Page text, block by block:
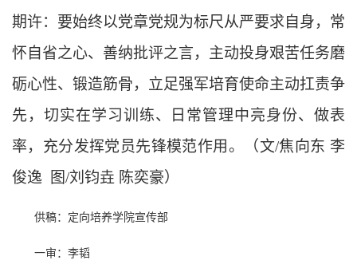
期许：要始终以党章党规为标尺从严要求自身，常
怀自省之心、善纳批评之言，主动投身艰苦任务磨
砺心性、锻造筋骨，立足强军培育使命主动扛责争
先，切实在学习训练、日常管理中亮身份、做表
率，充分发挥党员先锋模范作用。
（文/焦向东 李
俊逸 图/刘钧垚 陈奕豪）
供稿：定向培养学院宣传部
一审：李韬